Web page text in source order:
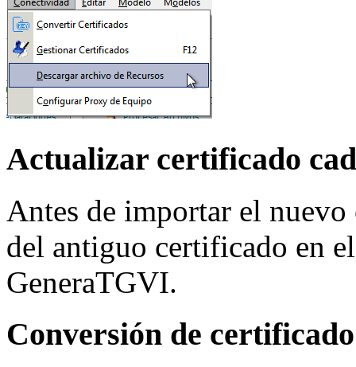
Actualizar certificado
Antes de importar el
del antiguo certificado en
GeneraTGVI.
Conversión de certificado